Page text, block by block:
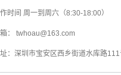
时间 周一到周六（8:30-18:00）
： twhoau@163.com
：深圳市宝安区西乡街道水库路